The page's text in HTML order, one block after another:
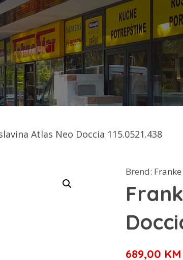
Atlas Neo Doccia 115.0521.438
Brend: Franke
689,00 KM